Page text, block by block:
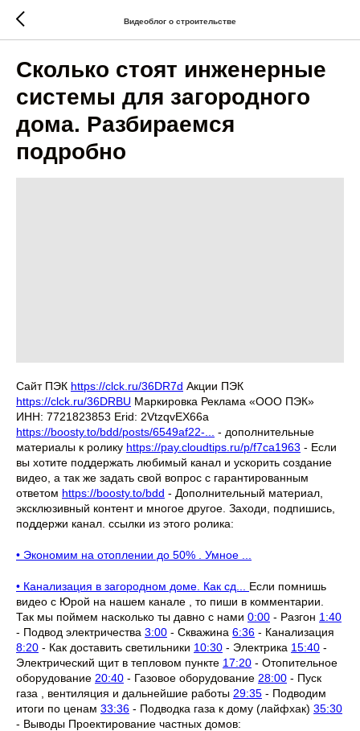
Видеоблог о строительстве
Сколько стоят инженерные
системы для загородного
дома. Разбираемся
подробно
Сайт ПЭК https://clck.ru/36DR7d Акции ПЭК
https://clck.ru/36DRBU Маркировка Реклама «ООО ПЭК»
ИНН: 7721823853 Erid: 2VtzqvEX66a
https://boosty.to/bdd/posts/6549af22-...
- дополнительные
материалы к ролику https://pay.cloudtips.ru/p/f7ca1963 - Если
вы хотите поддержать любимый канал и ускорить создание
видео, а так же задать свой вопрос с гарантированным
ответом https://boosty.to/bdd - Дополнительный материал,
эксклюзивный контент и многое другое. Заходи, подпишись,
поддержи канал. ссылки из этого ролика:
• Экономим на отоплении до 50% . Умное ...
• Канализация в загородном доме. Как сд... Если помнишь
видео с Юрой на нашем канале , то пиши в комментарии.
Так мы поймем насколько ты давно с нами 0:00 - Разгон 1:40
- Подвод электричества 3:00 - Скважина 6:36 - Канализация
8:20 - Как доставить светильники 10:30 - Электрика 15:40 -
Электрический щит в тепловом пункте 17:20 - Отопительное
оборудование 20:40 - Газовое оборудование 28:00 - Пуск
газа , вентиляция и дальнейшие работы 29:35 - Подводим
итоги по ценам 33:36 - Подводка газа к дому (лайфхак) 35:30
- Выводы Проектирование частных домов: